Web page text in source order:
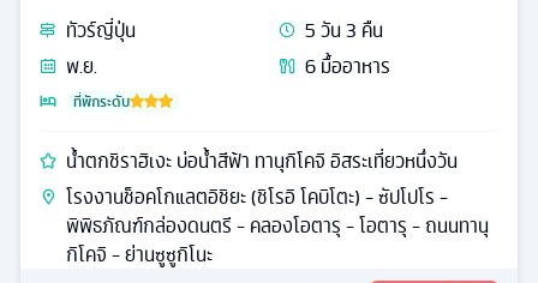
ทัวร์ญี่ปุ่น 5วัน3 คืน
พ.ย.
6มื้ออาหาร
ที่พักระดับ
น้ำตกชิราฮิเงะ บ่อน้ำสีฟ้า ทานุกิโคจิ อิสระเที่ยวหนึ่งวัน
โรงงานช็อคโกแลตอิชิยะ (ชิโรอิ โคบิโตะ) - ซัปโปโร -
พิพิธภัณฑ์กล่องดนตรี - คลองโอตารุ - โอตารุ - ถนนทานุ
กิโคจิ - ย่านซูซูกิโนะ